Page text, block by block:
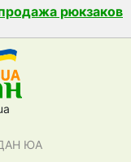
рюкзаков
ЮА